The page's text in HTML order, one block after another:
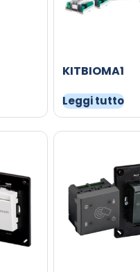
KITBIOMA1
Leggi tutto